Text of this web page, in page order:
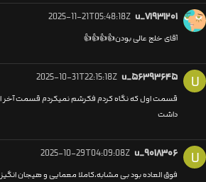
u_۷۱۹۳۱۲۰۱ 2025-11-21T05:48:18Z
آقاى خلج عالى بودن👍👍👍👍
U u_۵۶۳۹۳۶۴۵ 2025-10-31T22:15:18Z
قسمت اول که نگاه کردم فکرشم نمیکردم قسمت آخر
داشت
U u_۹۰۱۸۳۰۶ 2025-10-29T04:09:08Z
فوق العاده بود بی مشابه،کاملا معمایی و هیجان